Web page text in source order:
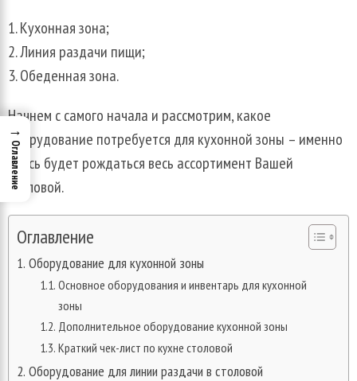
Кухонная зона;
Линия раздачи пищи;
Обеденная зона.
Начнем с самого начала и рассмотрим, какое
оборудование потребуется для кухонной зоны – именно
здесь будет рождаться весь ассортимент Вашей
столовой.
Оглавление
Оборудование для кухонной зоны
Основное оборудования и инвентарь для кухонной
зоны
Дополнительное оборудование кухонной зоны
Краткий чек-лист по кухне столовой
Оборудование для линии раздачи в столовой
→
Оглавление